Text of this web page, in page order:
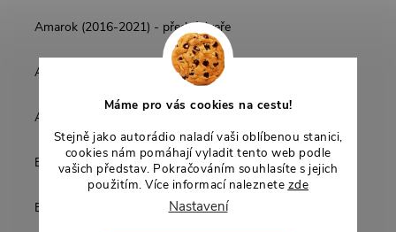
Máme pro vás cookies na cestu!
Stejně jako autorádio naladí vaši oblíbenou stanici,
cookies nám pomáhají vyladit tento web podle
vašich představ. Pokračováním souhlasíte s jejich
použitím. Více informací naleznete zde
Nastavení
Amarok (2016-2021) - přední dveře
Atlas (2017-) - zadní dveře
Atlas Cross Sport (2020-) - zadní dveře
Bora (1998-2005) - přední dveře
Bora Variant (1999-2005) - přední dveře